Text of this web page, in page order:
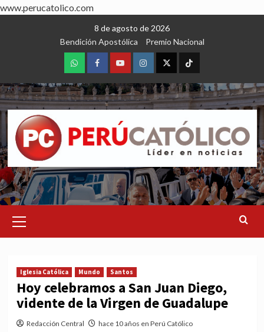
www.perucatolico.com
8 de agosto de 2026
Bendición Apostólica
Premio Nacional
WhatsAppFacebookYoutubeInstagram
X TikTok
Menu
Iglesia Católica Mundo Santos
Hoy celebramos a San Juan Diego,
vidente de la Virgen de Guadalupe
Redacción Central hace 10 años en Perú Católico